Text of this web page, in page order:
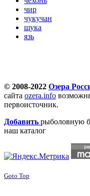
чир
чукучан
щука
язь
© 2008-2022 Озера
сайта ozera.info
первоисточник.
Добавить рыболовную
наш каталог
Goto Top